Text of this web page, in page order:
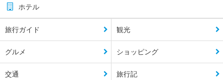
ホテル
旅行ガイド 観光
グルメ ショッピング
交通 旅行記